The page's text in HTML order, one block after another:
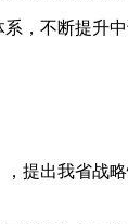
，不断提升
提出我省战